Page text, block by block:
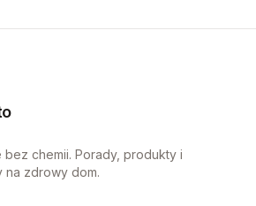
bez chemii. Porady, produkty i
na zdrowy dom.